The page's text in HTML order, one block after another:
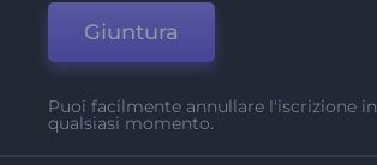
Giuntura
Puoi facilmente annullare l'iscrizione in
qualsiasi momento.